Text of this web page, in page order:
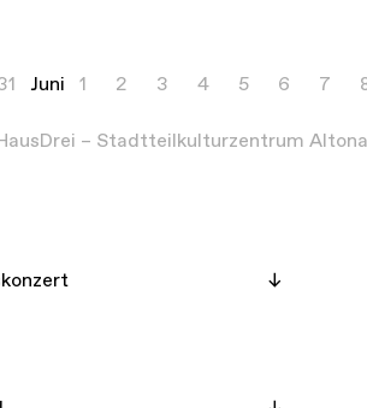
Juni 1 2 3 4 5 6 7
– Stadtteilkulturzentrum